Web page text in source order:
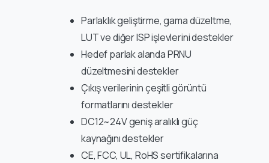
Parlaklık geliştirme, gama düzeltme,
LUT ve diğer ISP işlevlerini destekler
Hedef parlak alanda PRNU
düzeltmesini destekler
Çıkış verilerinin çeşitli görüntü
formatlarını destekler
DC12~24V geniş aralıklı güç
kaynağını destekler
CE, FCC, UL, RoHS sertifikalarına